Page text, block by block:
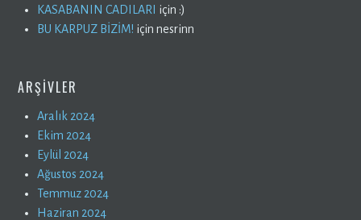
KASABANIN CADILARI
için :)
BU KARPUZ BİZİM! içinnesrinn
ARŞIVLER
Aralık 2024
Ekim 2024
Eylül 2024
Ağustos 2024
Temmuz 2024
Haziran 2024